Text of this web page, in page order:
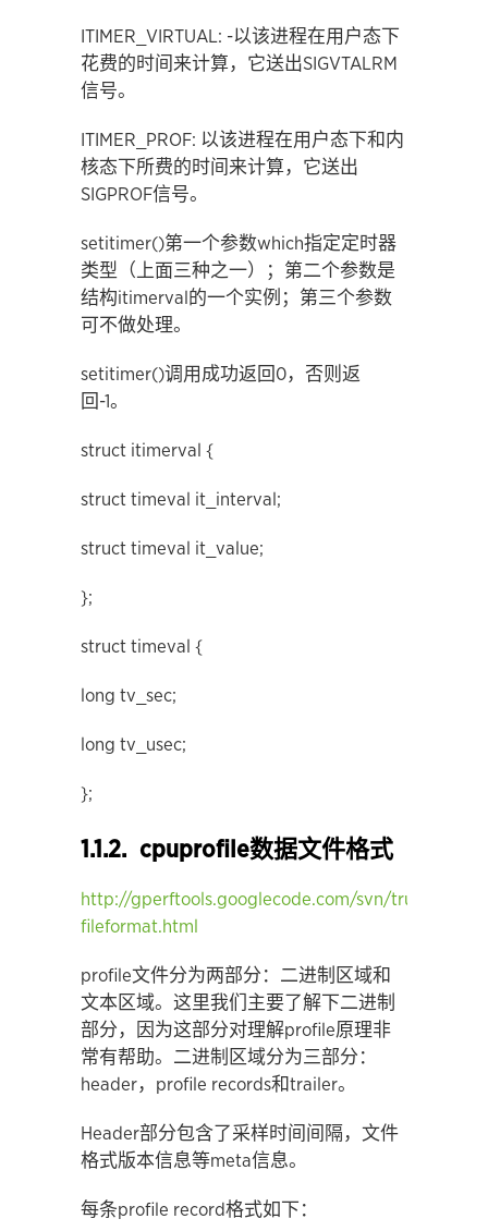
ITIMER_VIRTUAL: -以该进程在用户态下
花费的时间来计算，它送出SIGVTALRM
信号。
ITIMER_PROF: 以该进程在用户态下和内
核态下所费的时间来计算，它送出
SIGPROF信号。
setitimer()第一个参数which指定定时器
类型（上面三种之一）；第二个参数是
结构itimerval的一个实例；第三个参数
可不做处理。
setitimer()调用成功返回0，否则返
回-1。
struct itimerval {
struct timeval it_interval;
struct timeval it_value;
};
struct timeval {
long tv_sec;
long tv_usec;
};
1.1.2. cpuprofile数据文件格式
http://gperftools.googlecode.com/svn/trunk/doc/
fileformat.html
profile文件分为两部分：二进制区域和
文本区域。这里我们主要了解下二进制
部分，因为这部分对理解profile原理非
常有帮助。二进制区域分为三部分：
header，profile records和trailer。
Header部分包含了采样时间间隔，文件
格式版本信息等meta信息。
每条profile record格式如下：